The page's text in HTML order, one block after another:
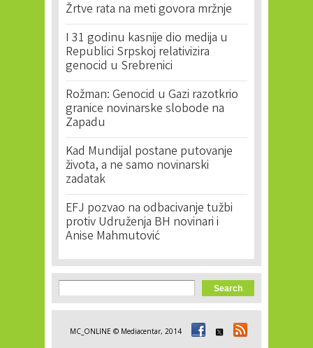
Žrtve rata na meti govora mržnje
I 31 godinu kasnije dio medija u
Republici Srpskoj relativizira
genocid u Srebrenici
Rožman: Genocid u Gazi razotkrio
granice novinarske slobode na
Zapadu
Kad Mundijal postane putovanje
života, a ne samo novinarski
zadatak
EFJ pozvao na odbacivanje tužbi
protiv Udruženja BH novinari i
Anise Mahmutović
Search form
Search
MC_ONLINE © Mediacentar, 2014